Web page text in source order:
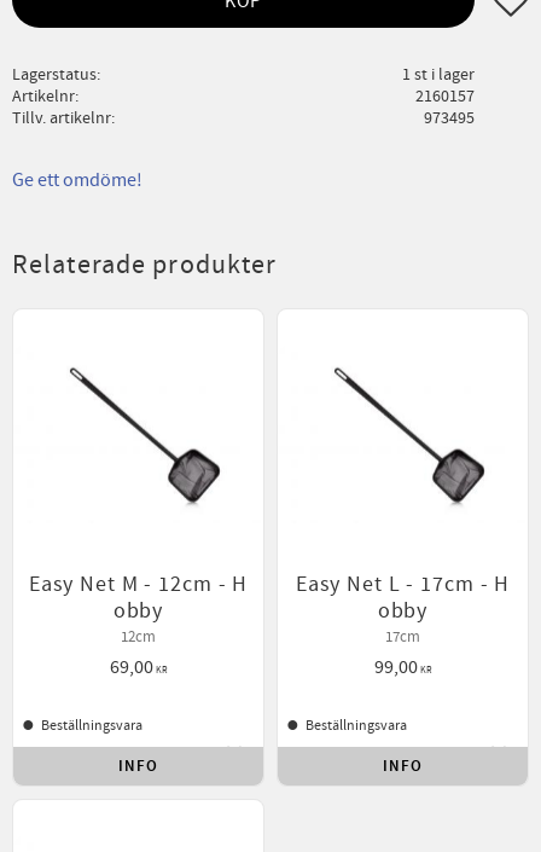
Lagerstatus
1 st i lager
Artikelnr
2160157
Tillv. artikelnr
973495
Ge ett omdöme!
Relaterade produkter
Easy Net M - 12cm - H
obby
12cm
69,00KR
Beställningsvara
INFO
Easy Net L - 17cm - H
obby
17cm
99,00KR
Beställningsvara
INFO